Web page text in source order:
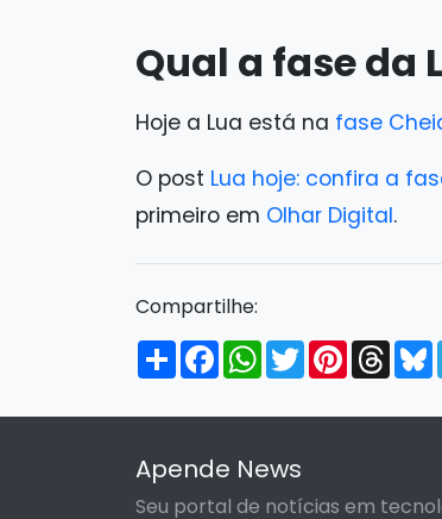
Qual a fase da
Hoje a Lua está na fase
O post Lua hoje: confira a
primeiro em Olhar Digital.
Compartilhe:
Compartilhar
FacebookWhatsApp
TwitterPinterest
Apende News
Seu portal de notícias em